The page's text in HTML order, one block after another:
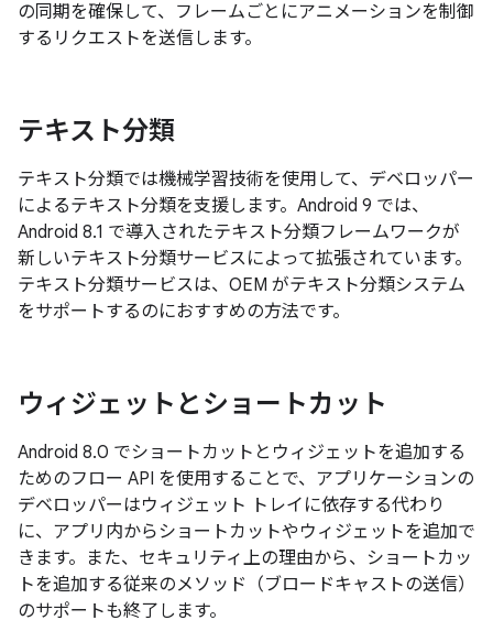
の同期を確保して、フレームごとにアニメーションを制御
するリクエストを送信します。
テキスト分類
テキスト分類では機械学習技術を使用して、デベロッパー
によるテキスト分類を支援します。Android 9 では、
Android 8.1 で導入されたテキスト分類フレームワークが
新しいテキスト分類サービスによって拡張されています。
テキスト分類サービスは、OEM がテキスト分類システム
をサポートするのにおすすめの方法です。
ウィジェットとショートカット
Android 8.0 でショートカットとウィジェットを追加する
ためのフロー API を使用することで、アプリケーションの
デベロッパーはウィジェット トレイに依存する代わり
に、アプリ内からショートカットやウィジェットを追加で
きます。また、セキュリティ上の理由から、ショートカッ
トを追加する従来のメソッド（ブロードキャストの送信）
のサポートも終了します。